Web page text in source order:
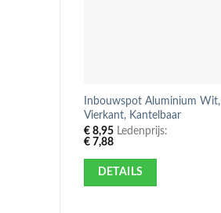
Inbouwspot Aluminium Wit,
Vierkant, Kantelbaar
€8,95Ledenprijs:
€7,88
DETAILS